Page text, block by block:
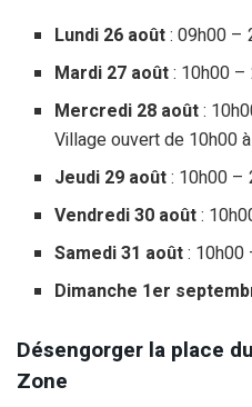
Lundi 26 août: 09h00 –
Mardi 27 août: 10h00 –
Mercredi 28 août:
Village ouvert de 10h00
Jeudi 29 août: 10h00 –
Vendredi 30 août:
Samedi 31 août: 10h00
Dimanche 1er
Désengorger la place
Zone